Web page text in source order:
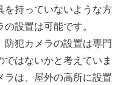
を持っていないような方
設置は可能です。
防犯カメラの設置は専門
はないかと考えていま
は、屋外の高所に設置